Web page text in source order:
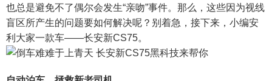
也总是避免不了偶尔会发生“亲吻”事件。那么，这些因为视线
盲区所产生的问题要如何解决呢？别着急，接下来，小编安
利大家一款车——长安新CS75。